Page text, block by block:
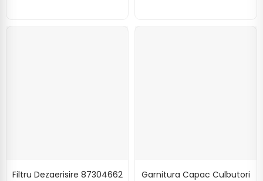
Filtru Dezaerisire 87304662
Garnitura Capac Culbutori